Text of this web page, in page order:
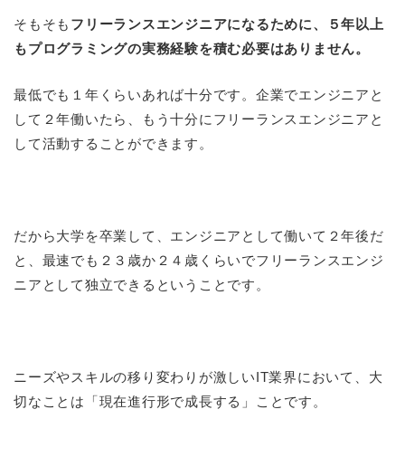
そもそも フリーランスエンジニアになるために、５年以上
もプログラミングの実務経験を積む必要はありません。
最低でも１年くらいあれば十分です。企業でエンジニアと
して２年働いたら、もう十分にフリーランスエンジニアと
して活動することができます。
だから大学を卒業して、エンジニアとして働いて２年後だ
と、最速でも２３歳か２４歳くらいでフリーランスエンジ
ニアとして独立できるということです。
ニーズやスキルの移り変わりが激しいIT業界において、大
切なことは「現在進行形で成長する」ことです。